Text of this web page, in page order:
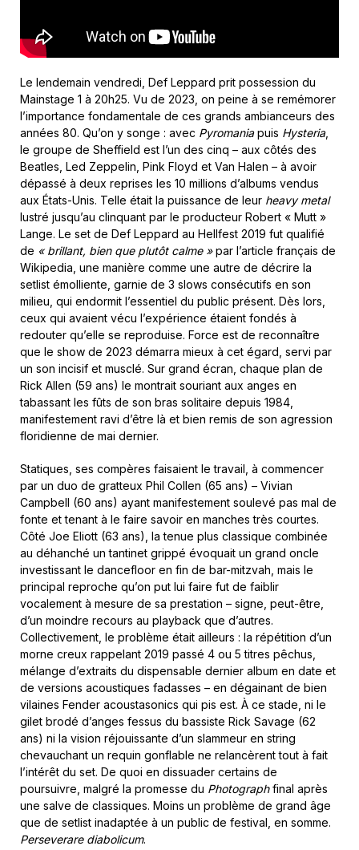
Le lendemain vendredi, Def Leppard prit possession du
Mainstage 1 à 20h25. Vu de 2023, on peine à se remémorer
l’importance fondamentale de ces grands ambianceurs des
années 80. Qu’on y songe : avec Pyromaniapuis Hysteria,
le groupe de Sheffield est l’un des cinq – aux côtés des
Beatles, Led Zeppelin, Pink Floyd et Van Halen – à avoir
dépassé à deux reprises les 10 millions d’albums vendus
aux États-Unis. Telle était la puissance de leur heavy metal
lustré jusqu’au clinquant par le producteur Robert « Mutt »
Lange. Le set de Def Leppard au Hellfest 2019 fut qualifié
de « brillant, bien que plutôt calme »par l’article français de
Wikipedia, une manière comme une autre de décrire la
setlist émolliente, garnie de 3 slows consécutifs en son
milieu, qui endormit l’essentiel du public présent. Dès lors,
ceux qui avaient vécu l’expérience étaient fondés à
redouter qu’elle se reproduise. Force est de reconnaître
que le show de 2023 démarra mieux à cet égard, servi par
un son incisif et musclé. Sur grand écran, chaque plan de
Rick Allen (59 ans) le montrait souriant aux anges en
tabassant les fûts de son bras solitaire depuis 1984,
manifestement ravi d’être là et bien remis de son agression
floridienne de mai dernier.
Statiques, ses compères faisaient le travail, à commencer
par un duo de gratteux Phil Collen (65 ans) – Vivian
Campbell (60 ans) ayant manifestement soulevé pas mal de
fonte et tenant à le faire savoir en manches très courtes.
Côté Joe Eliott (63 ans), la tenue plus classique combinée
au déhanché un tantinet grippé évoquait un grand oncle
investissant le dancefloor en fin de bar-mitzvah, mais le
principal reproche qu’on put lui faire fut de faiblir
vocalement à mesure de sa prestation – signe, peut-être,
d’un moindre recours au playback que d’autres.
Collectivement, le problème était ailleurs : la répétition d’un
morne creux rappelant 2019 passé 4 ou 5 titres pêchus,
mélange d’extraits du dispensable dernier album en date et
de versions acoustiques fadasses – en dégainant de bien
vilaines Fender acoustasonics qui pis est. À ce stade, ni le
gilet brodé d’anges fessus du bassiste Rick Savage (62
ans) ni la vision réjouissante d’un slammeur en string
chevauchant un requin gonflable ne relancèrent tout à fait
l’intérêt du set. De quoi en dissuader certains de
poursuivre, malgré la promesse du Photographfinal après
une salve de classiques. Moins un problème de grand âge
que de setlist inadaptée à un public de festival, en somme.
Perseverare diabolicum.